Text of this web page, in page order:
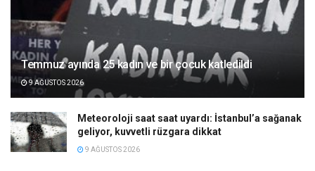
Temmuz ayında 25 kadın ve bir çocuk katledildi
9 AĞUSTOS 2026
Meteoroloji saat saat uyardı: İstanbul’a sağanak
geliyor, kuvvetli rüzgara dikkat
9 AĞUSTOS 2026